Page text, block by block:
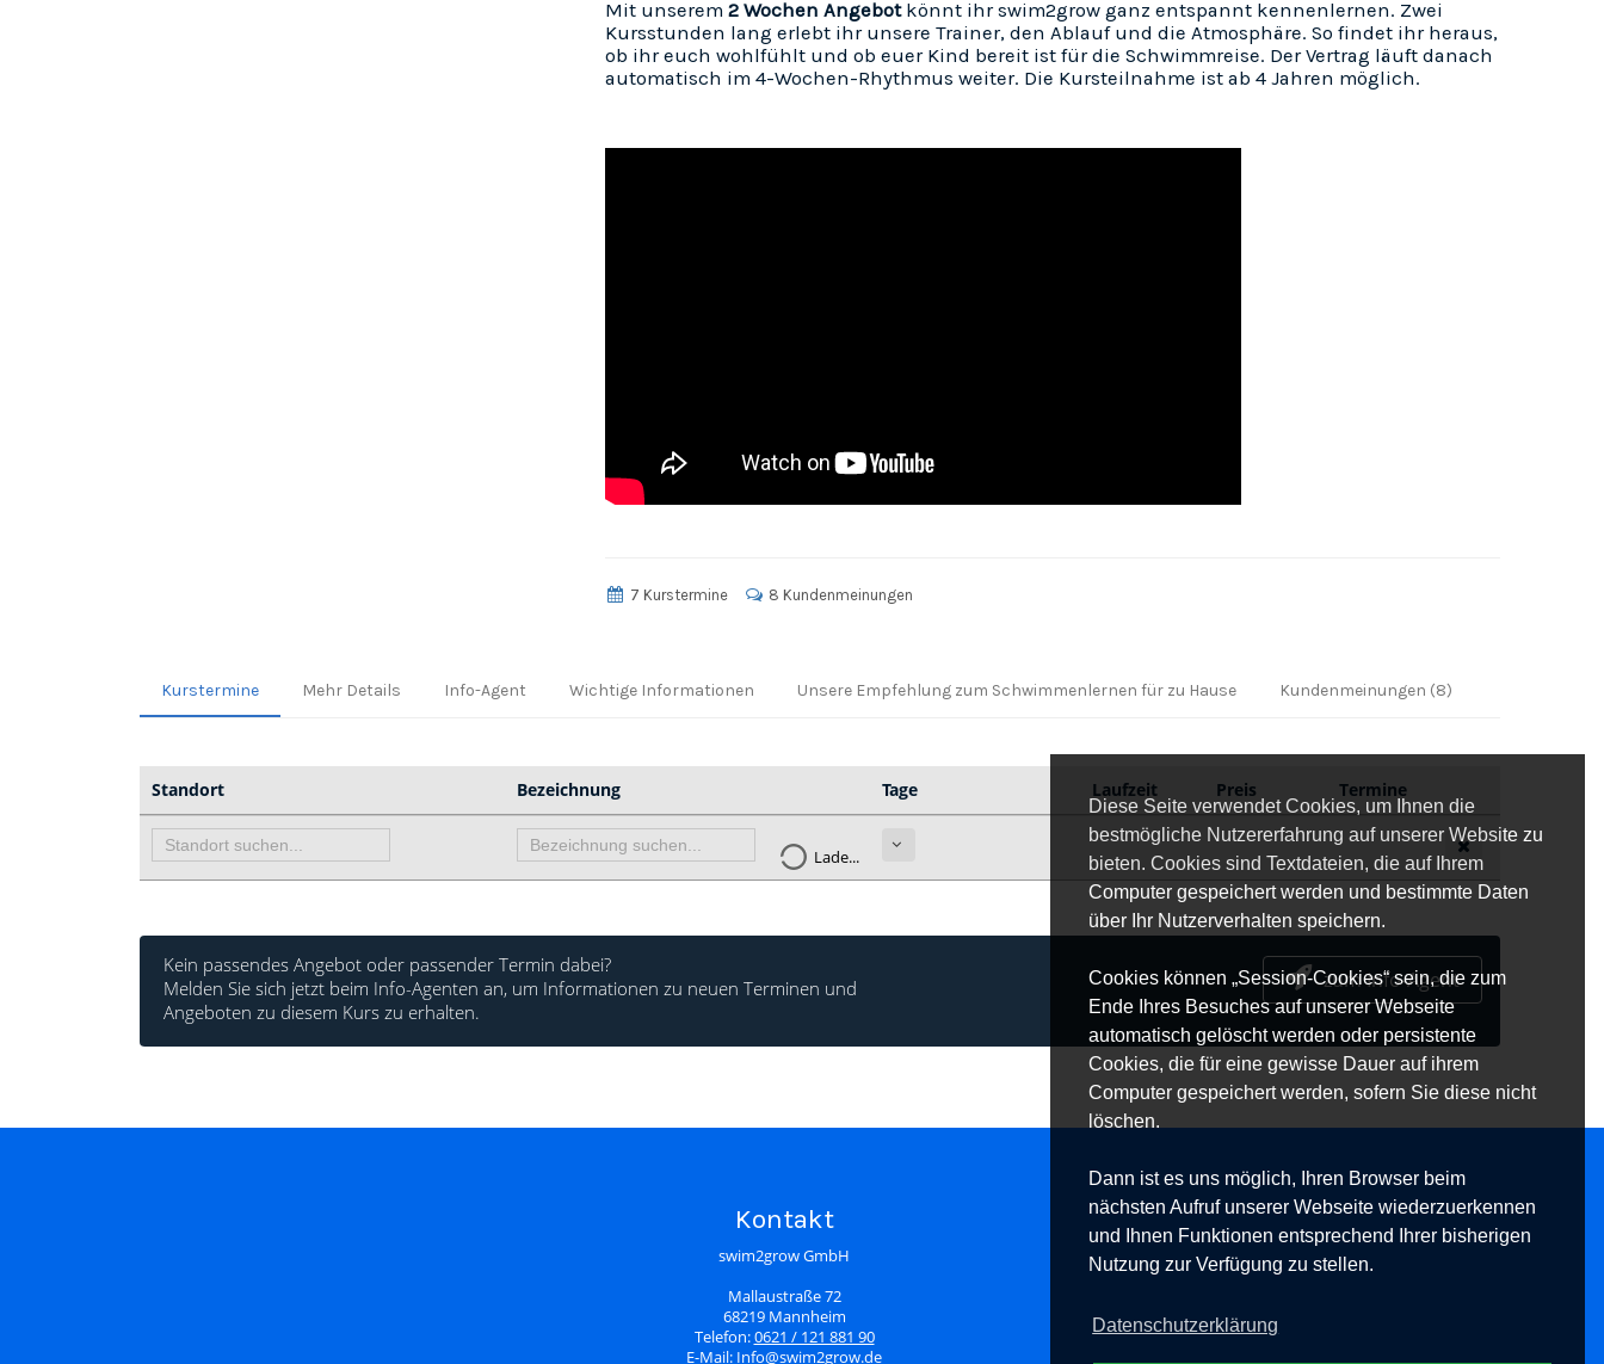
Diese Seite verwendet Cookies, um Ihnen die
bestmögliche Nutzererfahrung auf unserer Website zu
bieten. Cookies sind Textdateien, die auf Ihrem
Computer gespeichert werden und bestimmte Daten
über Ihr Nutzerverhalten speichern.
Cookies können „Session-Cookies“ sein, die zum
Ende Ihres Besuches auf unserer Webseite
automatisch gelöscht werden oder persistente
Cookies, die für eine gewisse Dauer auf ihrem
Computer gespeichert werden, sofern Sie diese nicht
löschen.
Dann ist es uns möglich, Ihren Browser beim
nächsten Aufruf unserer Webseite wiederzuerkennen
und Ihnen Funktionen entsprechend Ihrer bisherigen
Nutzung zur Verfügung zu stellen.
Datenschutzerklärung
Mit unserem 2 Wochen Angebotkönnt ihr swim2grow ganz entspannt kennenlernen. Zwei
Kursstunden lang erlebt ihr unsere Trainer, den Ablauf und die Atmosphäre. So findet ihr heraus,
ob ihr euch wohlfühlt und ob euer Kind bereit ist für die Schwimmreise. Der Vertrag läuft danach
automatisch im 4-Wochen-Rhythmus weiter. Die Kursteilnahme ist ab 4 Jahren möglich.
7 Kurstermine 8 Kundenmeinungen
Kurstermine Mehr Details Info-Agent Wichtige Informationen Unsere Empfehlung zum Schwimmenlernen für zu Hause Kundenmeinungen (8)
Standort Bezeichnung Tage Laufzeit Preis Termine
Lade...
Kein passendes Angebot oder passender Termin dabei?
Melden Sie sich jetzt beim Info-Agenten an, um Informationen zu neuen Terminen und
Angeboten zu diesem Kurs zu erhalten.
zum Info-Agent
Kontakt
swim2grow GmbH
Mallaustraße 72
68219 Mannheim
Telefon:0621 / 121 881 90
E-Mail: Info@swim2grow.de